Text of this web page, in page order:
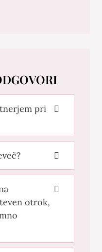
pri
otrok,